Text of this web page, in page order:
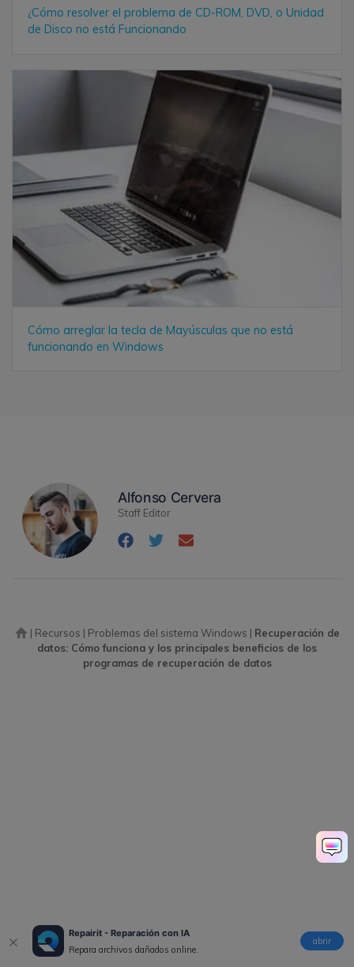
Repairit - Reparación con IA
Repara archivos dañados online.
abrir
¿Cómo resolver el problema de CD-ROM, DVD, o Unidad
de Disco no está Funcionando
Cómo arreglar la tecla de Mayúsculas que no está
funcionando en Windows
Alfonso Cervera
Staff Editor
| Recursos | Problemas del sistema Windows | Recuperación de
datos: Cómo funciona y los principales beneficios de los
programas de recuperación de datos